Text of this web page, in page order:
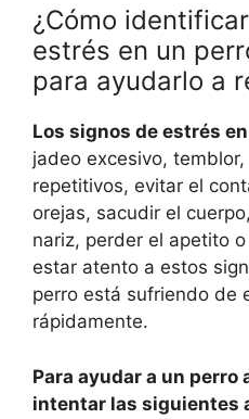
¿Cómo
estrés en un
para ayudarlo a
Los signos de estrés
jadeo excesivo,
repetitivos, evitar el
orejas, sacudir el
nariz, perder el apetito
estar atento a estos
perro está sufriendo de
rápidamente.
Para ayudar a un perro
intentar las siguientes